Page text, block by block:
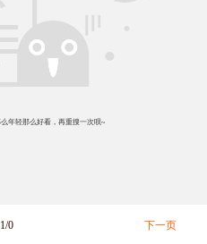
年轻那么好看，再重搜一次呗~
1/0 下一页